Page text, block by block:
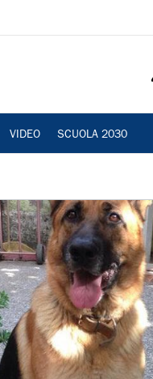
VIDEO SCUOLA 2030